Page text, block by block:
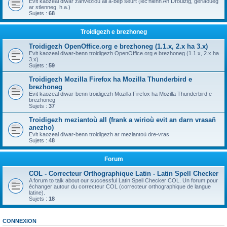
ar stlenneg, h.a.)
Sujets : 68
Troidigezh e brezhoneg
Troidigezh OpenOffice.org e brezhoneg (1.1.x, 2.x ha 3.x)
Evit kaozeal diwar-benn troidigezh OpenOffice.org e brezhoneg (1.1.x, 2.x ha
3.x)
Sujets : 59
Troidigezh Mozilla Firefox ha Mozilla Thunderbird e
brezhoneg
Evit kaozeal diwar-benn troidigezh Mozilla Firefox ha Mozilla Thunderbird e
brezhoneg
Sujets : 37
Troidigezh meziantoù all (frank a wirioù evit an darn vrasañ
anezho)
Evit kaozeal diwar-benn troidigezh ar meziantoù dre-vras
Sujets : 48
Forum
COL - Correcteur Orthographique Latin - Latin Spell Checker
A forum to talk about our successful Latin Spell Checker COL. Un forum pour
échanger autour du correcteur COL (correcteur orthographique de langue
latine).
Sujets : 18
CONNEXION